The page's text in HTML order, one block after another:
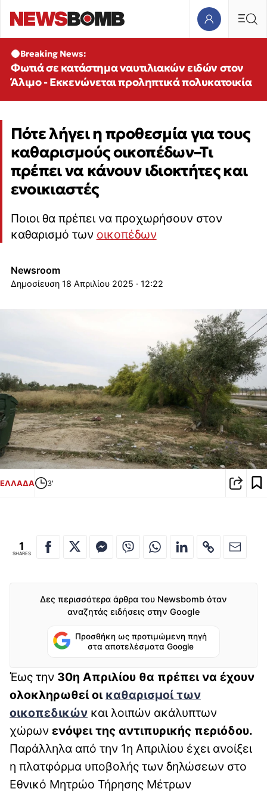
Breaking News:
Φωτιά σε κατάστημα ναυτιλιακών ειδών στον
Άλιμο - Εκκενώνεται προληπτικά πολυκατοικία
Πότε λήγει η προθεσμία για τους
καθαρισμούς οικοπέδων–Τι
πρέπει να κάνουν ιδιοκτήτες και
ενοικιαστές
Ποιοι θα πρέπει να προχωρήσουν στον
καθαρισμό των οικοπέδων
Newsroom
18 Απριλίου 2025 · 12:22
ΕΛΛΑΔΑ 3'
1
SHARES
Δες περισσότερα άρθρα του Newsbomb όταν
αναζητάς ειδήσεις στην Google
Προσθήκη ως προτιμώμενη πηγή
στα αποτελέσματα Google
Έως την 30η Απριλίου θα πρέπει να έχουν
ολοκληρωθεί οι καθαρισμοί των
οικοπεδικών και λοιπών ακάλυπτων
χώρων ενόψει της αντιπυρικής περιόδου.
Παράλληλα από την 1η Απριλίου έχει ανοίξει
η πλατφόρμα υποβολής των δηλώσεων στο
Εθνικό Μητρώο Τήρησης Μέτρων